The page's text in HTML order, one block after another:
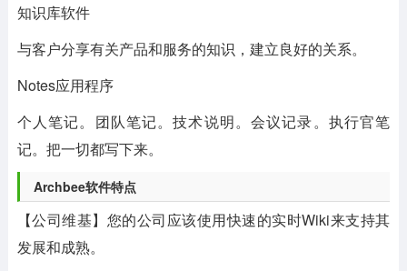
知识库软件
与客户分享有关产品和服务的知识，建立良好的关系。
Notes应用程序
个人笔记。团队笔记。技术说明。会议记录。执行官笔
记。把一切都写下来。
Archbee软件特点
【公司维基】您的公司应该使用快速的实时Wiki来支持其
发展和成熟。